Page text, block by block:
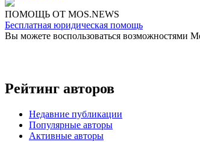
ПОМОЩЬ ОТ MOS.NEWS
Бесплатная юридическая помощь
Вы можете воспользоваться возможностями
Рейтинг авторов
Недавние публикации
Популярные авторы
Активные авторы